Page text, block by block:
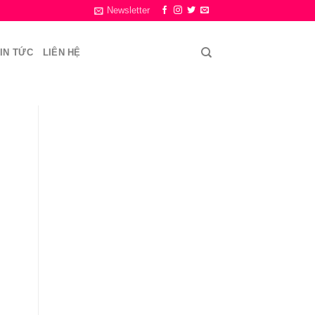
Newsletter
TỨC LIÊN HỆ